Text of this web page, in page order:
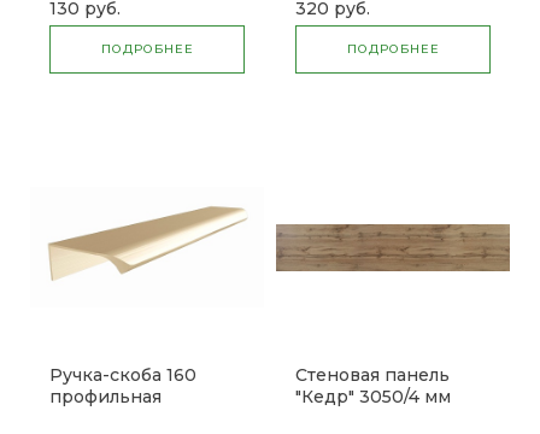
130 руб.
ПОДРОБНЕЕ
320 руб.
ПОДРОБНЕЕ
Ручка-скоба 160
профильная
Стеновая панель
"Кедр" 3050/4 мм